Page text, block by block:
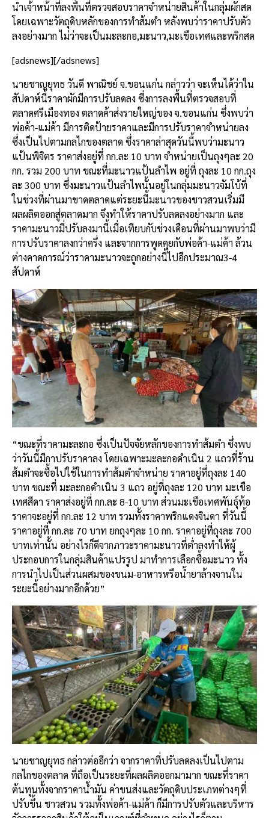
นำเจ้าหน้าที่ลงพื้นที่ตรวจสอบราคาจำหน่ายสินค้าในกลุ่มผักสด
โดยเฉพาะวัตถุดิบหลักของการทำส้มตำ หลังพบว่าราคาปรับตัว
ลงอย่างมาก ไม่ว่าจะเป็นมะละกอ,มะนาว,มะเขือเทศและพริกสด
[adsnews][/adsnews]
นายชาญยุทธ วันดี พาณิชย์ จ.ขอนแก่น กล่าวว่า จะเห็นได้ว่าใน
สัปดาห์นี้ราคาผักมีการปรับลดลง ซึ่งการลงพื้นที่ตรวจสอบที่
ตลาดศรีเมืองทอง ตลาดค้าส่งรายใหญ่ของ จ.ขอนแก่น ซึ่งพบว่า
พ่อค้า-แม่ค้า มีการติดป้ายราคาและมีการปรับราคาจำหน่ายลง
ซึ่งเป็นไปตามกลไกของตลาด ซึ่งราคาล่าสุดวันนี้พบว่ามะนาว
แป้นพิจิตร ราคาส่งอยู่ที่ กก.ละ 10 บาท จำหน่ายเป็นถุงๆละ 20
กก. รวม 200 บาท ขณะที่มะนาวแป้นลำไพ อยู่ที่ ถุงละ 10 กก.ถุง
ละ 300 บาท ซึ่งมะนาวแป้นลำไพนั้นอยู่ในกลุ่มมะนาวจัมโบ้ที่
ในช่วงที่ผ่านมาขาดตลาดแต่ระยะนี้มะนาวของชาวสวนเริ่มมี
ผลผลิตออกสู่ตลาดมาก จึงทำให้ราคาปรับลดลงอย่างมาก และ
ราคามะนาวมี่ปรับลงมานี้เมื่อเทียบกับช่วงเดือนที่ผ่านมาพบว่ามี
การปรับราคาลงกว่าครึ่ง และจากการพูดคุยกับพ่อค้า-แม่ค้า ล้วน
ต่างคาดการณ์ว่าราคามะนาวจะถูกอย่างนี้ไปอีกประมาณ3-4
สัปดาห์
“ขณะที่ราคามะละกอ ซึ่งเป็นปัจจัยหลักของการทำส้มตำ ซึ่งพบ
ว่าวันนี้มีกาปรับราคาลง โดยเฉพาะมะละกอดำเนิน 2 แถวที่ร้าน
ส้มตำจะซื้อไปใช้ในการทำส้มตำจำหน่าย ราคาอยู่ที่ถุงละ 140
บาท ขณะที่ มะละกอดำเนิน 3 แถว อยู่ที่ถุงละ 120 บาท มะเขือ
เทศสีดา ราคาส่งอยู่ที่ กก.ละ 8-10 บาท ส่วนมะเขือเทศพันธุ์ท้อ
ราคาจะอยู่ที่ กก.ละ 12 บาท รวมทั้งราคาพริกแดงจินดา ที่วันนี้
ราคาอยู่ที่ กก.ละ 70 บาท ยกถุงๆละ 10 กก. ราคาอยู่ที่ถุงละ 700
บาทเท่านั้น อย่างไรก็ดีจากภาวะราคามะนาวที่ต่ำลงทำให้ผู้
ประกอบการในกลุ่มสินค้าแปรรูป มาทำการเลือกซื้อมะนาว ทั้ง
การนำไปเป็นส่วนผสมของขนม-อาหารหรือน้ำยาล้างจานใน
ระยะนี้อย่างมากอีกด้วย”
นายชาญยุทธ กล่าวต่ออีกว่า จากราคาที่ปรับลดลงเป็นไปตาม
กลไกของตลาด ที่ถือเป็นระยะที่ผลผลิตออกมามาก ขณะที่ราคา
ต้นทุนทั้งจากราคาน้ำมัน ค่าขนส่งและวัตถุดิบประเภทต่างๆที่
ปรับขึ้น ชาวสวน รวมทั้งพ่อค้า-แม่ค้า ก็มีการปรับตัวและบริหาร